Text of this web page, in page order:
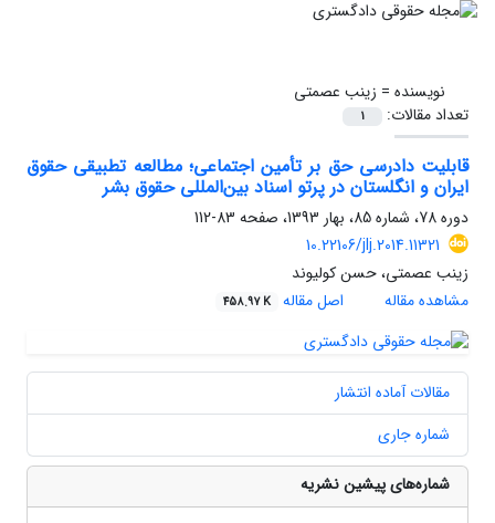
نویسنده = زینب عصمتی
تعداد مقالات:
1
قابلیت دادرسی حق بر تأمین اجتماعی؛ مطالعه تطبیقی حقوق
ایران و انگلستان در پرتو اسناد بین‌المللی حقوق بشر
دوره 78، شماره 85، بهار 1393، صفحه
83-112
10.22106/jlj.2014.11321
زینب عصمتی، حسن کولیوند
مشاهده مقاله
اصل مقاله 458.97 K
مقالات آماده انتشار
شماره جاری
شماره‌های پیشین نشریه